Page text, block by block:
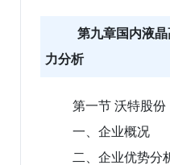
第九章国内液
力分析
第一节 沃特股份
一、企业概况
二、企业优势分